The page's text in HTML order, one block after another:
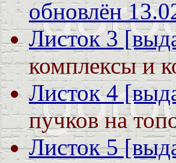
обновлён
Листок 3
комплексы и
Листок 4
пучков на
Листок 5